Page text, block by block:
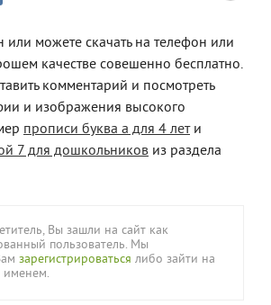
или можете скачать на телефон или
качестве совешенно бесплатно.
комментарий и посмотреть
и изображения высокого
прописи буква а для 4 лети
7 для дошкольников из раздела
Вы зашли на сайт как
пользователь. Мы
зарегистрироваться либо зайти на
именем.